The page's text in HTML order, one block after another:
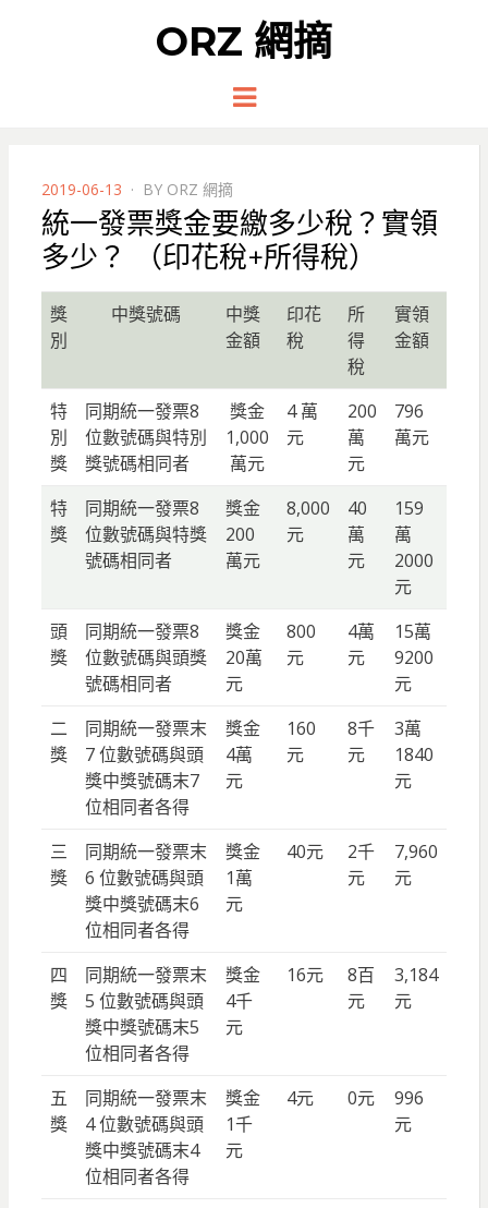
ORZ 網摘
Menu
POSTED
ON
2019-06-13 BY ORZ 網摘
統一發票獎金要繳多少稅？實領
多少？ （印花稅+所得稅）
獎
別
中獎號碼
中獎
金額
印花
稅
所
得
稅
實領
金額
特
別
獎
同期統一發票8
位數號碼與特別
獎號碼相同者
獎金
1,000
萬元
4 萬
元
200
萬
元
796
萬元
特
獎
同期統一發票8
位數號碼與特獎
號碼相同者
獎金
200
萬元
8,000
元
40
萬
元
159
萬
2000
元
頭
獎
同期統一發票8
位數號碼與頭獎
號碼相同者
獎金
20萬
元
800
元
4萬
元
15萬
9200
元
二
獎
同期統一發票末
7 位數號碼與頭
獎中獎號碼末7
位相同者各得
獎金
4萬
元
160
元
8千
元
3萬
1840
元
三
獎
同期統一發票末
6 位數號碼與頭
獎中獎號碼末6
位相同者各得
獎金
1萬
元
40元
2千
元
7,960
元
四
獎
同期統一發票末
5 位數號碼與頭
獎中獎號碼末5
位相同者各得
獎金
4千
元
16元
8百
元
3,184
元
五
獎
同期統一發票末
4 位數號碼與頭
獎中獎號碼末4
位相同者各得
獎金
1千
元
4元 0元
996
元